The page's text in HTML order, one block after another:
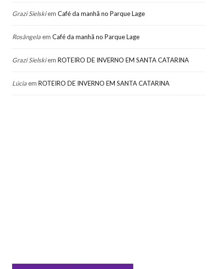
Grazi Sielskiem Café da manhã no Parque Lage
Rosângelaem Café da manhã no Parque Lage
Grazi Sielskiem ROTEIRO DE INVERNO EM SANTA CATARINA
Lúciaem ROTEIRO DE INVERNO EM SANTA CATARINA